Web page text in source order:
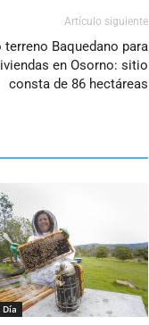
Artículo siguiente
terreno Baquedano para
en Osorno: sitio
consta de 86 hectáreas